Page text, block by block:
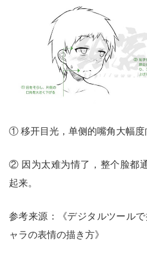
① 移开目光，单侧的嘴角大幅度
② 因为太难为情了，整个脸都
起来。
参考来源：《デジタルツール
ャラの表情の描き方》